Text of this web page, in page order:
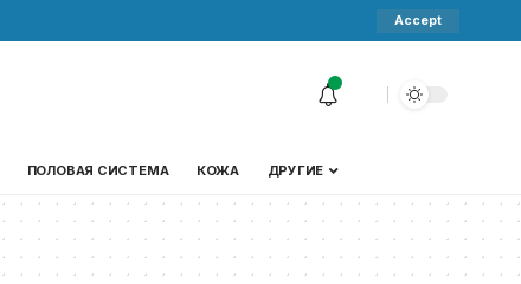
Accept
ПОЛОВАЯ СИСТЕМА КОЖА ДРУГИЕ